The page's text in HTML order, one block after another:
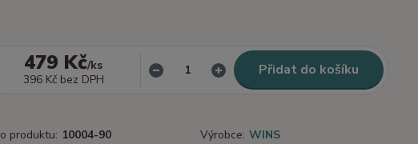
479 Kč/ks
396 Kč bez DPH
Přidat do košíku
produktu: 10004-90 Výrobce: WINS